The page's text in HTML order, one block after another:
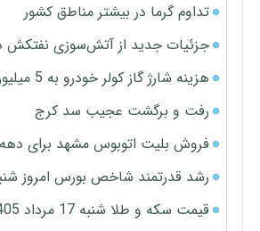
تداوم گرما در بیشتر مناطق کشور
جزئیات جدید از آتش‌سوزی نفتکش
هزینه شارژ گاز کولر خودرو به 5 میلیون تومان رسید
رفت و برگشت عجیب سد کرج
فروش بلیت اتوبوس مشهد برای
رشد قدرتمند شاخص بورس امروز
قیمت سکه و طلا شنبه 17 مرداد 1405